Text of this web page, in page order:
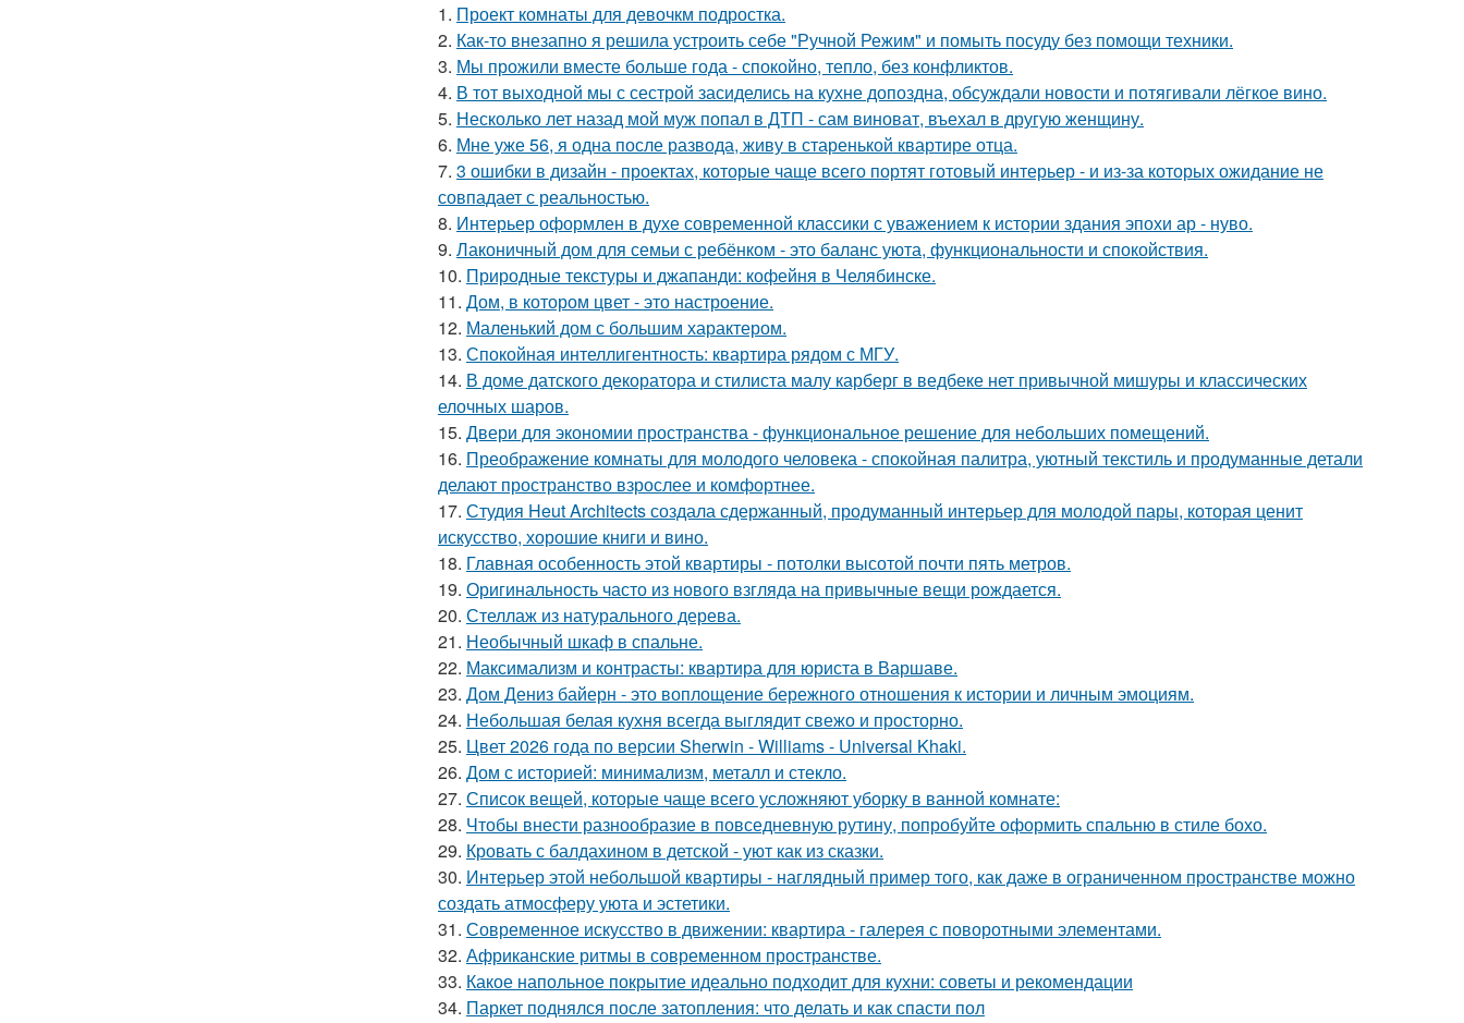
1. Проект комнаты для девочкм подростка.
2. Как-то внезапно я решила устроить себе "Ручной Режим" и помыть посуду без помощи техники.
3. Мы прожили вместе больше года - спокойно, тепло, без конфликтов.
4. В тот выходной мы с сестрой засиделись на кухне допоздна, обсуждали новости и потягивали лёгкое вино.
5. Несколько лет назад мой муж попал в ДТП - сам виноват, въехал в другую женщину.
6. Мне уже 56, я одна после развода, живу в старенькой квартире отца.
7. 3 ошибки в дизайн - проектах, которые чаще всего портят готовый интерьер - и из-за которых ожидание не
совпадает с реальностью.
8. Интерьер оформлен в духе современной классики с уважением к истории здания эпохи ар - нуво.
9. Лаконичный дом для семьи с ребёнком - это баланс уюта, функциональности и спокойствия.
10. Природные текстуры и джапанди: кофейня в Челябинске.
11. Дом, в котором цвет - это настроение.
12. Маленький дом с большим характером.
13. Спокойная интеллигентность: квартира рядом с МГУ.
14. В доме датского декоратора и стилиста малу карберг в ведбеке нет привычной мишуры и классических
елочных шаров.
15. Двери для экономии пространства - функциональное решение для небольших помещений.
16. Преображение комнаты для молодого человека - спокойная палитра, уютный текстиль и продуманные детали
делают пространство взрослее и комфортнее.
17. Студия Heut Architects создала сдержанный, продуманный интерьер для молодой пары, которая ценит
искусство, хорошие книги и вино.
18. Главная особенность этой квартиры - потолки высотой почти пять метров.
19. Оригинальность часто из нового взгляда на привычные вещи рождается.
20. Стеллаж из натурального дерева.
21. Необычный шкаф в спальне.
22. Максимализм и контрасты: квартира для юриста в Варшаве.
23. Дом Дениз байерн - это воплощение бережного отношения к истории и личным эмоциям.
24. Небольшая белая кухня всегда выглядит свежо и просторно.
25. Цвет 2026 года по версии Sherwin - Williams - Universal Khaki.
26. Дом с историей: минимализм, металл и стекло.
27. Список вещей, которые чаще всего усложняют уборку в ванной комнате:
28. Чтобы внести разнообразие в повседневную рутину, попробуйте оформить спальню в стиле бохо.
29. Кровать с балдахином в детской - уют как из сказки.
30. Интерьер этой небольшой квартиры - наглядный пример того, как даже в ограниченном пространстве можно
создать атмосферу уюта и эстетики.
31. Современное искусство в движении: квартира - галерея с поворотными элементами.
32. Африканские ритмы в современном пространстве.
33. Какое напольное покрытие идеально подходит для кухни: советы и рекомендации
34. Паркет поднялся после затопления: что делать и как спасти пол